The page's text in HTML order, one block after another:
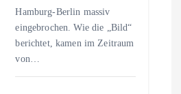
Hamburg-Berlin massiv
eingebrochen. Wie die „Bild“
berichtet, kamen im Zeitraum
von…